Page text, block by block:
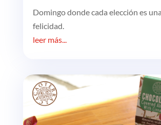
Domingo donde cada elección es
felicidad.
leer más...